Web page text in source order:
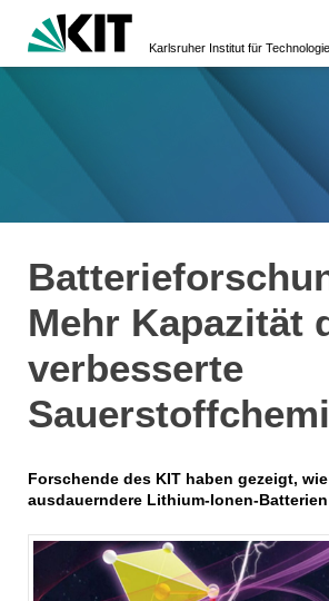
Karlsruher Institut für Technologie
Mehr Kapazität
verbesserte
Forschende des KIT haben gezeigt,
ausdauerndere Lithium-Ionen-